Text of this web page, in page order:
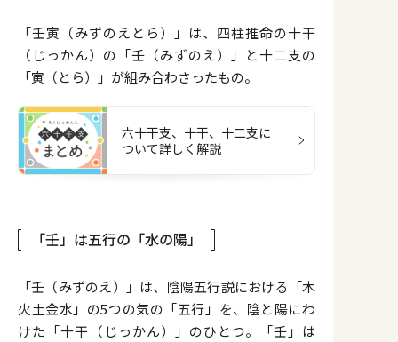
「壬寅（みずのえとら）」は、四柱推命の十干
（じっかん）の「壬（みずのえ）」と十二支の
「寅（とら）」が組み合わさったもの。
六十干支、十干、十二支に
ついて詳しく解説
「壬」は五行の⁨⁩「水の陽」
「壬（みずのえ）」は、陰陽五行説における「木
火土金水」の5つの気の「五行」を、陰と陽にわ
けた「十干（じっかん）」のひとつ。「壬」は